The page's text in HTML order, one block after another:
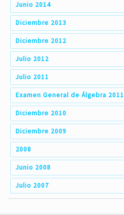
Junio 2014
Diciembre 2013
Diciembre 2012
Julio 2012
Julio 2011
Examen General de Álgebra 2011
Diciembre 2010
Diciembre 2009
2008
Junio 2008
Julio 2007